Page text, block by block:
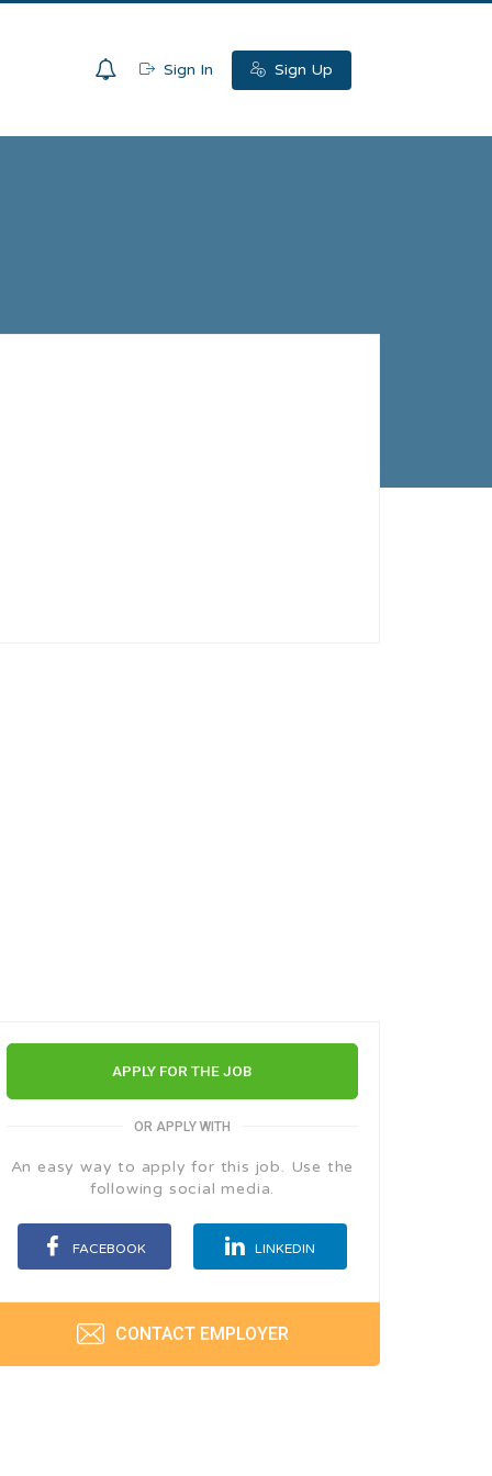
Sign In Sign Up
APPLY FOR THE JOB
OR APPLY WITH
An easy way to apply for this job. Use the
following social media.
FACEBOOK LINKEDIN
CONTACT EMPLOYER